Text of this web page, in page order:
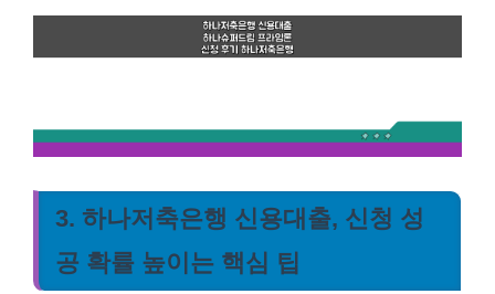
3. 하나저축은행 신용대출, 신청 성
공 확률 높이는 핵심 팁